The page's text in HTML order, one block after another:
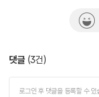
댓글 (3건)